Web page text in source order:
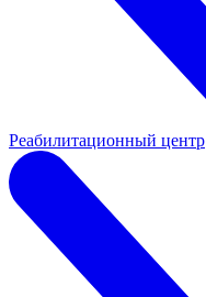
Реабилитационный центр